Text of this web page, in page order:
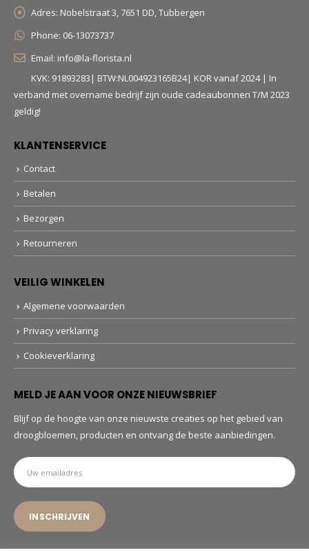
Adres: Nobelstraat 3, 7651 DD, Tubbergen
Phone: 06-13073737
Email: info@la-florista.nl
KVK: 91893283| BTW:NL004923165B24| KOR vanaf 2024 | In
verband met overname bedrijf zijn oude cadeaubonnen T/M 2023
geldig!
KLANTENSERVICE
Contact
Betalen
Bezorgen
Retourneren
VEILIG WINKELEN
Algemene voorwaarden
Privacy verklaring
Cookieverklaring
MELD JE AAN VOOR ONZE NIEUWSBRIEF
Blijf op de hoogte van onze nieuwste creaties op het gebied van
droogbloemen, producten en ontvang de beste aanbiedingen.